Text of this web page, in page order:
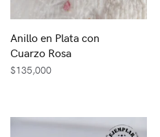
Anillo en Plata con
Cuarzo Rosa
$135,000